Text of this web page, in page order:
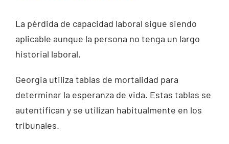
La pérdida de capacidad laboral sigue siendo
aplicable aunque la persona no tenga un largo
historial laboral.
Georgia utiliza tablas de mortalidad para
determinar la esperanza de vida. Estas tablas se
autentifican y se utilizan habitualmente en los
tribunales.